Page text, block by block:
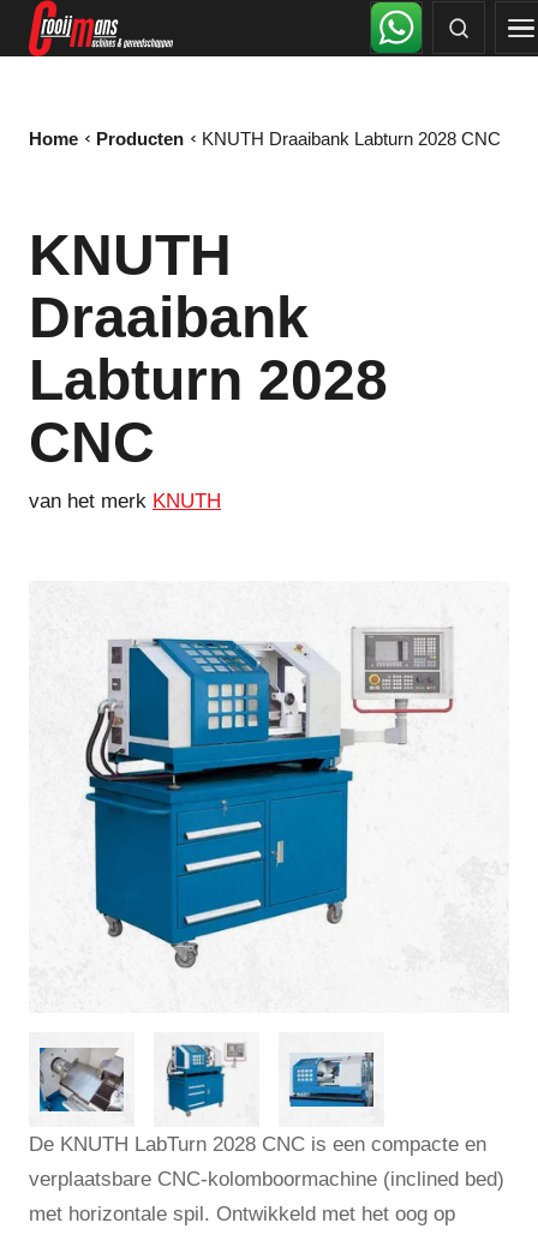
Home Producten KNUTH Draaibank Labturn 2028 CNC
KNUTH
Draaibank
Labturn 2028
CNC
van het merk KNUTH
De KNUTH LabTurn 2028 CNC is een compacte en
verplaatsbare CNC-kolomboormachine (inclined bed)
met horizontale spil. Ontwikkeld met het oog op